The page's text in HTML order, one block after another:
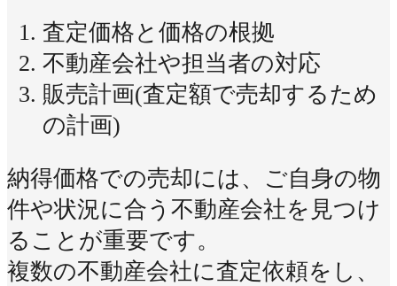
査定価格と価格の根拠
不動産会社や担当者の対応
販売計画(査定額で売却するため
の計画)
納得価格での売却には、ご自身の物
件や状況に合う不動産会社を見つけ
ることが重要です。
複数の不動産会社に査定依頼をし、